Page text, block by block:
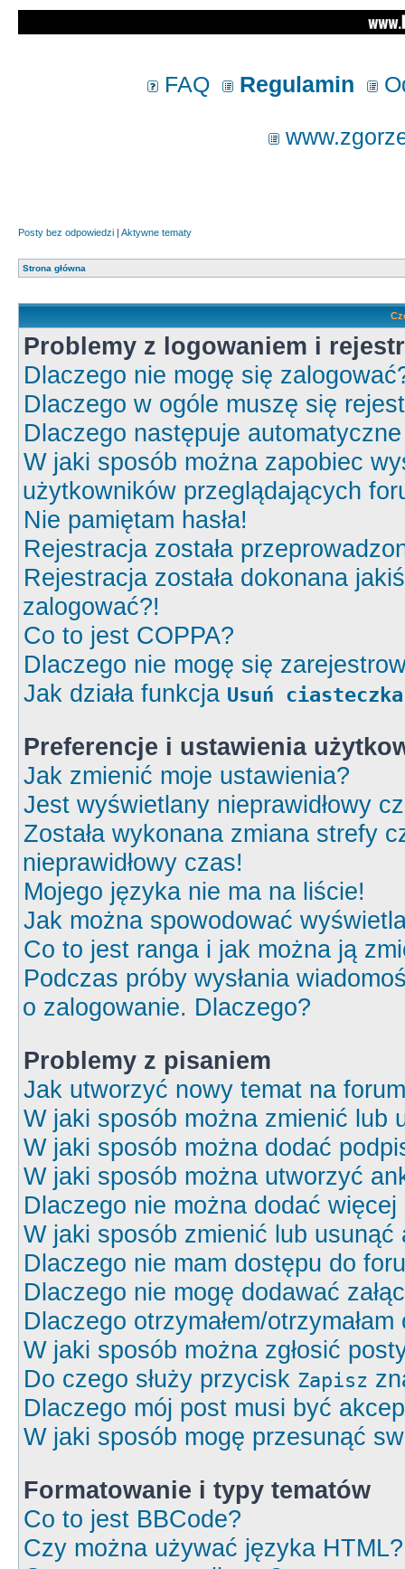
FAQ Regulamin
Posty bez odpowiedzi | Aktywne tematy
Strona główna
Problemy z logowaniem i
Dlaczego nie mogę się
Dlaczego w ogóle muszę się
Dlaczego następuje
W jaki sposób można zapobiec
użytkowników przeglądających
Nie pamiętam hasła!
Rejestracja została
Rejestracja została dokonana
zalogować?!
Co to jest COPPA?
Dlaczego nie mogę się
Jak działa funkcja Usuń
Preferencje i ustawienia
Jak zmienić moje ustawienia?
Jest wyświetlany nieprawidłowy
Została wykonana zmiana strefy
nieprawidłowy czas!
Mojego języka nie ma na liście!
Jak można spowodować
Co to jest ranga i jak można ją
Podczas próby wysłania
o zalogowanie. Dlaczego?
Problemy z pisaniem
Jak utworzyć nowy temat na
W jaki sposób można zmienić lub
W jaki sposób można dodać
W jaki sposób można utworzyć
Dlaczego nie można dodać
W jaki sposób zmienić lub usunąć
Dlaczego nie mam dostępu do
Dlaczego nie mogę dodawać
Dlaczego otrzymałem/
W jaki sposób można zgłosić
Do czego służy przycisk Zapisz
Dlaczego mój post musi być
W jaki sposób mogę przesunąć
Formatowanie i typy tematów
Co to jest BBCode?
Czy można używać języka HTML?